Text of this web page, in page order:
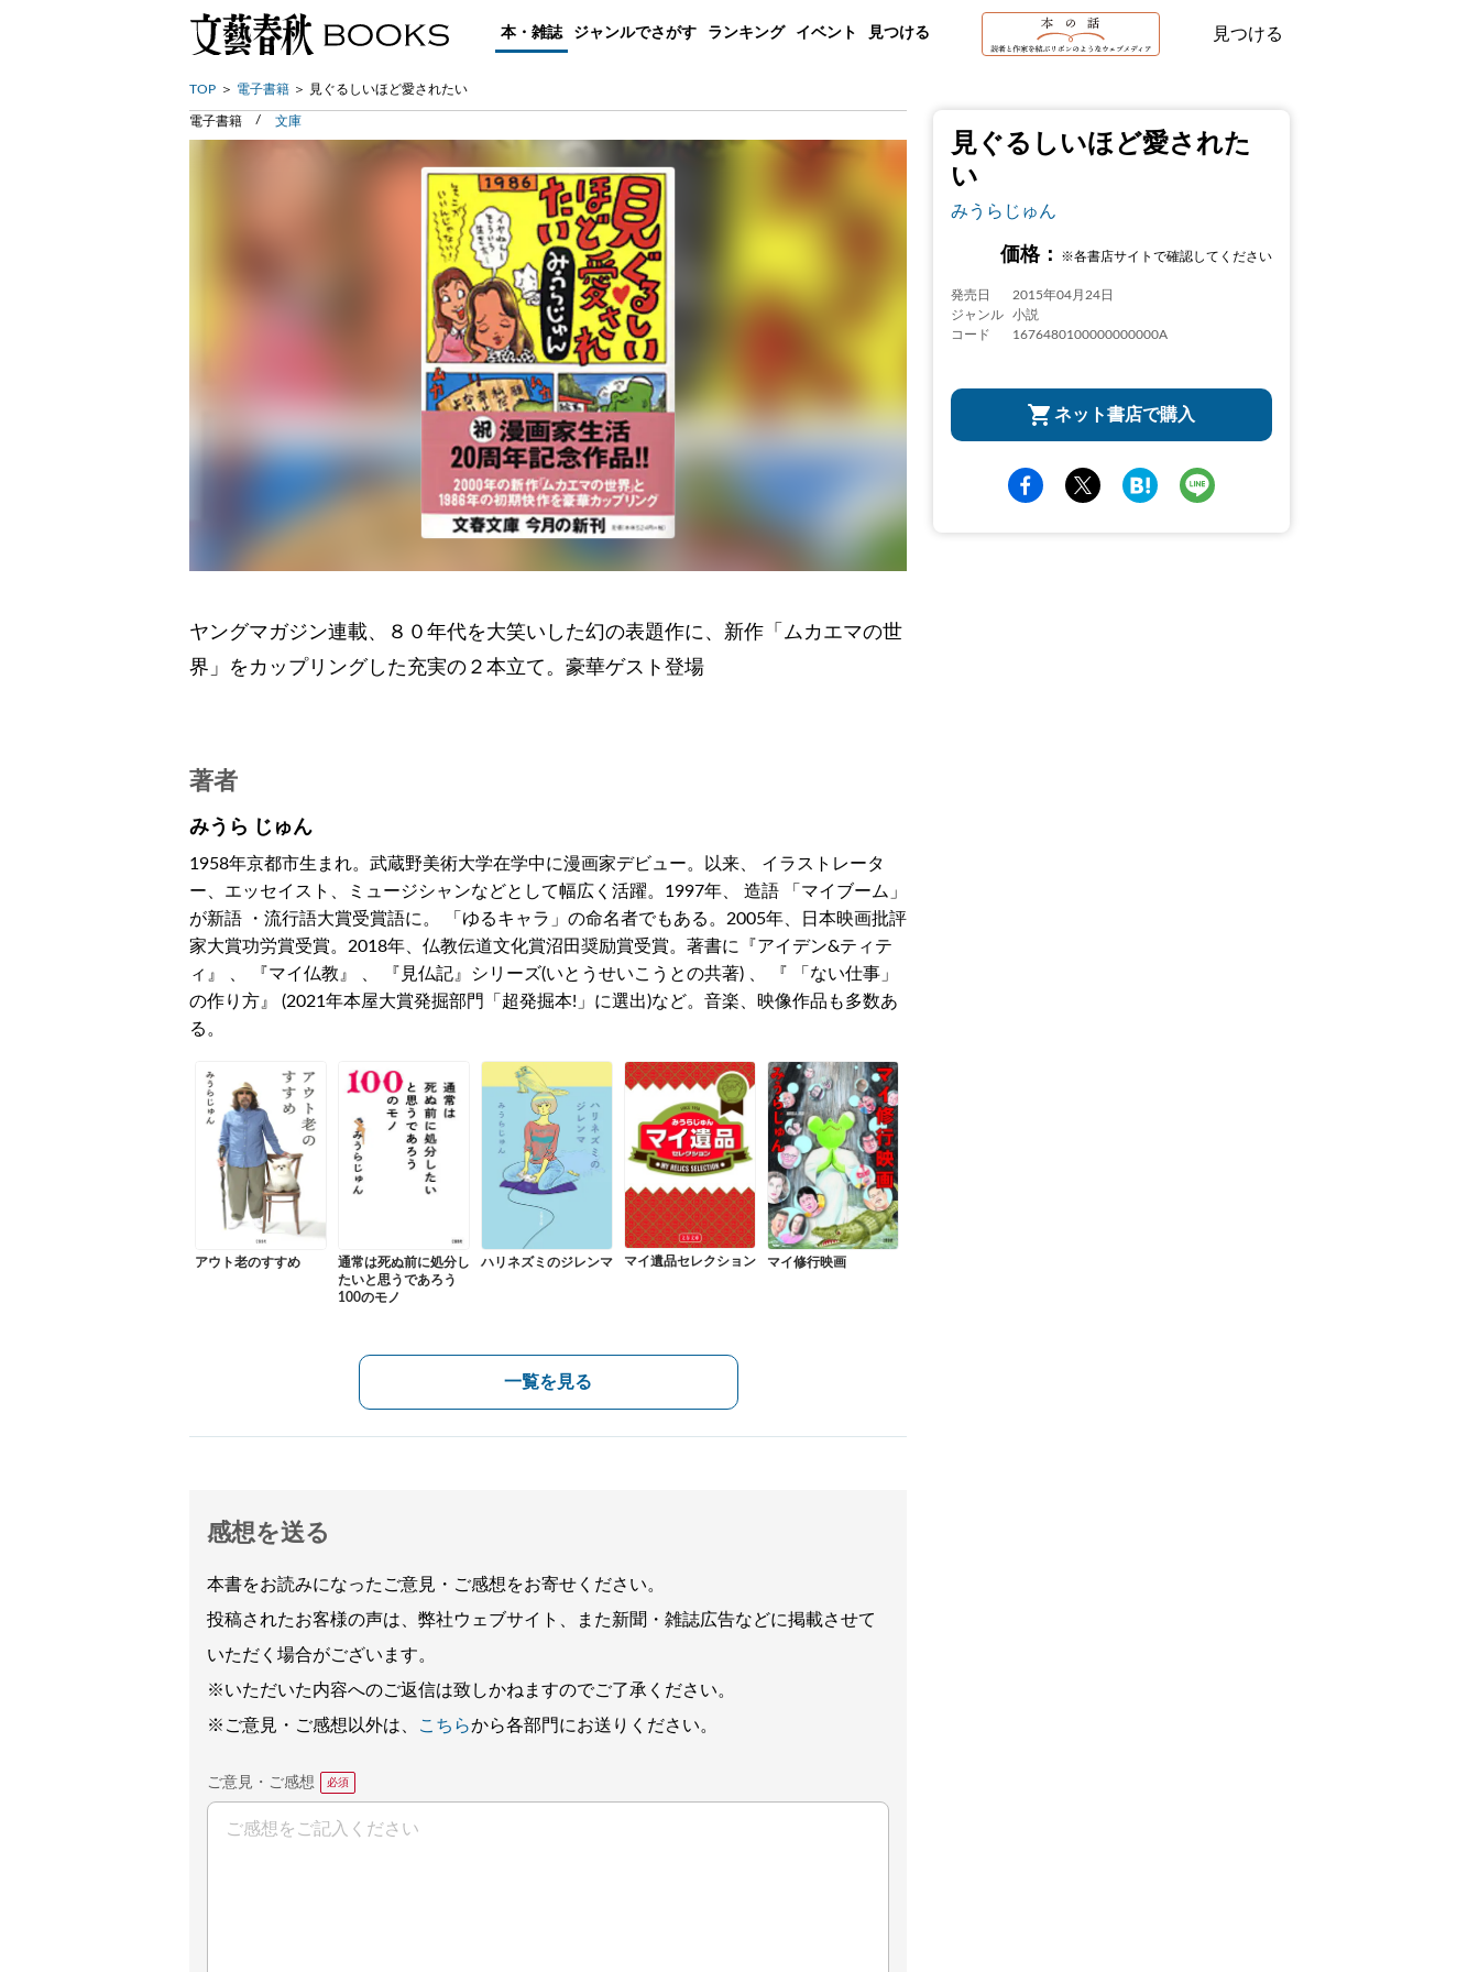
本・雑誌 ジャンルでさがす ランキング イベント 見つける 見つける
TOP 電子書籍 見ぐるしいほど愛されたい
見ぐるしいほど愛された
い
みうらじゅん
価格： ※各書店サイトで確認してください
発売日
2015年04月24日
ジャンル
小説
コード
1676480100000000000A
ネット書店で購入
電子書籍 文庫
ヤングマガジン連載、８０年代を大笑いした幻の表題作に、新作「ムカエマの世
界」をカップリングした充実の２本立て。豪華ゲスト登場
著者
みうら じゅん
1958年京都市生まれ。武蔵野美術大学在学中に漫画家デビュー。以来、 イラストレータ
ー、エッセイスト、ミュージシャンなどとして幅広く活躍。1997年、 造語 「マイブーム」
が新語 ・流行語大賞受賞語に。 「ゆるキャラ」の命名者でもある。2005年、日本映画批評
家大賞功労賞受賞。2018年、仏教伝道文化賞沼田奨励賞受賞。著書に『アイデン&ティテ
ィ』 、 『マイ仏教』 、 『見仏記』シリーズ(いとうせいこうとの共著) 、 『 「ない仕事」
の作り方』 (2021年本屋大賞発掘部門「超発掘本!」に選出)など。音楽、映像作品も多数あ
る。
アウト老のすすめ
通常は死ぬ前に処分し
たいと思うであろう
100のモノ
ハリネズミのジレンマ マイ遺品セレクション マイ修行映画
一覧を見る
感想を送る
本書をお読みになったご意見・ご感想をお寄せください。
投稿されたお客様の声は、弊社ウェブサイト、また新聞・雑誌広告などに掲載させて
いただく場合がございます。
※いただいた内容へのご返信は致しかねますのでご了承ください。
※ご意見・ご感想以外は、
こちらから各部門にお送りください。
ご意見・ご感想